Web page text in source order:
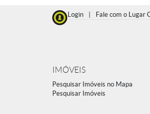
Login Fale com o Lugar
IMÓVEIS
Pesquisar Imóveis no Mapa
Pesquisar Imóveis